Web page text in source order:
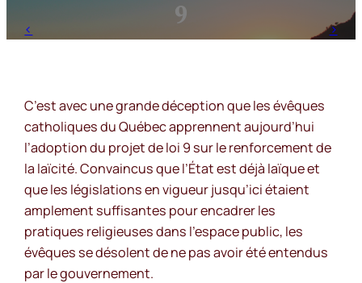
9
C’est avec une grande déception que les évêques
catholiques du Québec apprennent aujourd’hui
l’adoption du projet de loi 9 sur le renforcement de
la laïcité. Convaincus que l’État est déjà laïque et
que les législations en vigueur jusqu’ici étaient
amplement suffisantes pour encadrer les
pratiques religieuses dans l’espace public, les
évêques se désolent de ne pas avoir été entendus
par le gouvernement.